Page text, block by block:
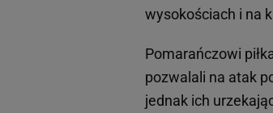
wysokościach i na
Pomarańczowi
pozwalali na atak
jednak ich